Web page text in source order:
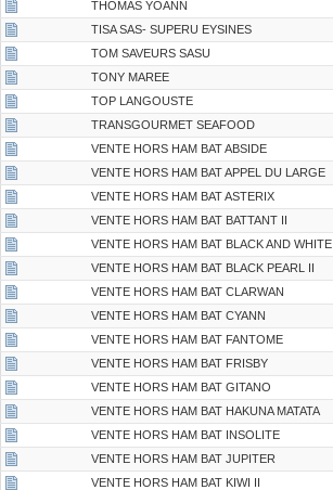
THOMAS YOANN
TISA SAS- SUPERU EYSINES
TOM SAVEURS SASU
TONY MAREE
TOP LANGOUSTE
TRANSGOURMET SEAFOOD
VENTE HORS HAM BAT ABSIDE
VENTE HORS HAM BAT APPEL DU LARGE
VENTE HORS HAM BAT ASTERIX
VENTE HORS HAM BAT BATTANT II
VENTE HORS HAM BAT BLACK AND WHITE
VENTE HORS HAM BAT BLACK PEARL II
VENTE HORS HAM BAT CLARWAN
VENTE HORS HAM BAT CYANN
VENTE HORS HAM BAT FANTOME
VENTE HORS HAM BAT FRISBY
VENTE HORS HAM BAT GITANO
VENTE HORS HAM BAT HAKUNA MATATA
VENTE HORS HAM BAT INSOLITE
VENTE HORS HAM BAT JUPITER
VENTE HORS HAM BAT KIWI II